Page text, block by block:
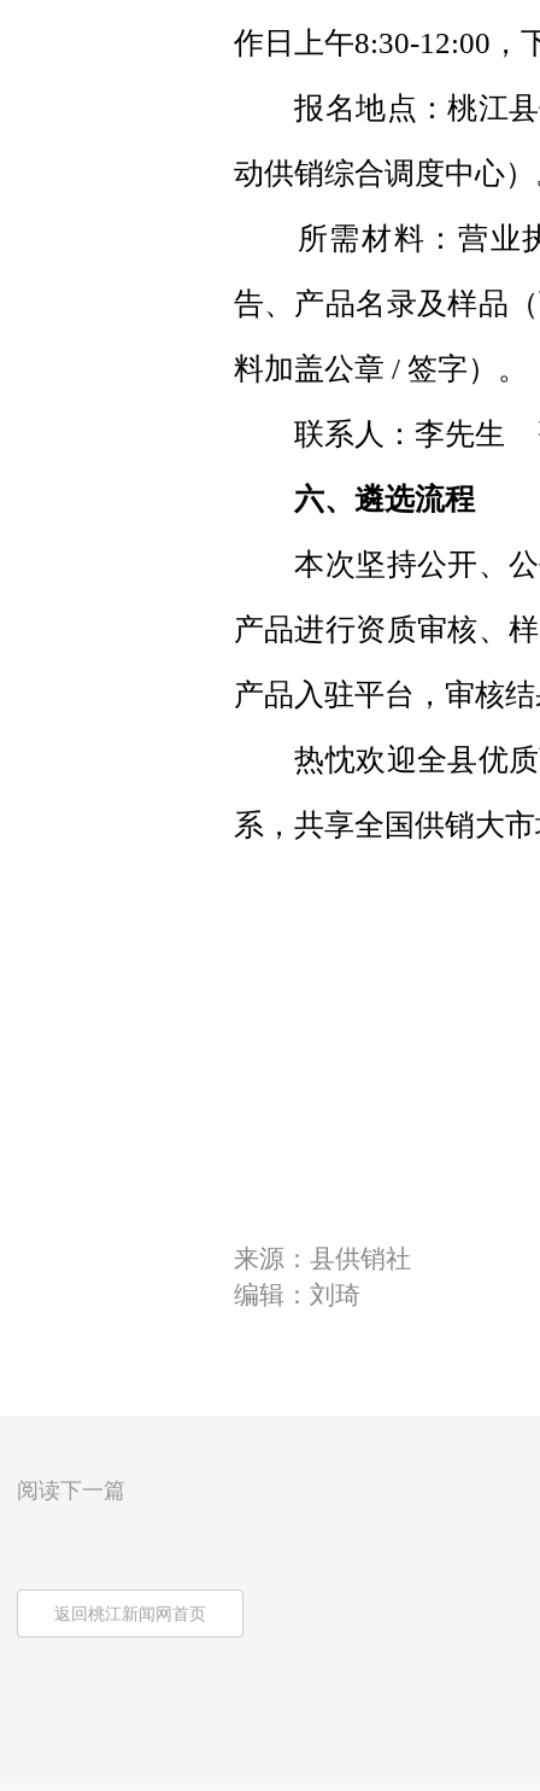
作日上午8:30-12:00，
报名地点：桃江县
动供销综合调度中心
所需材料：营业执
告、产品名录及样品
料加盖公章 / 签字）。
联系人：李先生 咨
六、遴选流程
本次坚持公开、公
产品进行资质审核、
产品入驻平台，审核
热忱欢迎全县优质
系，共享全国供销大
来源：县供销社
编辑：刘琦
阅读下一篇
返回桃江新闻网首页